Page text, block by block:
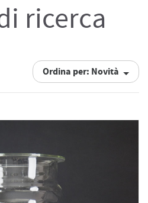
ricerca
Ordina per: Novità